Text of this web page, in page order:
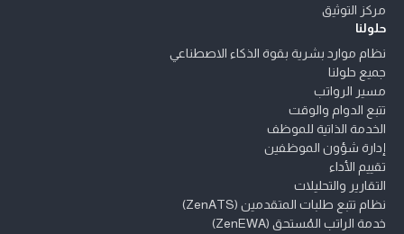
مركز التوثيق
حلولنا
نظام موارد بشرية بقوة الذكاء الاصطناعي
جميع حلولنا
مسير الرواتب
تتبع الدوام والوقت
الخدمة الذاتية للموظف
إدارة شؤون الموظفين
تقييم الأداء
التقارير والتحليلات
نظام تتبع طلبات المتقدمين (ZenATS)
خدمة الراتب المُستحق (ZenEWA)